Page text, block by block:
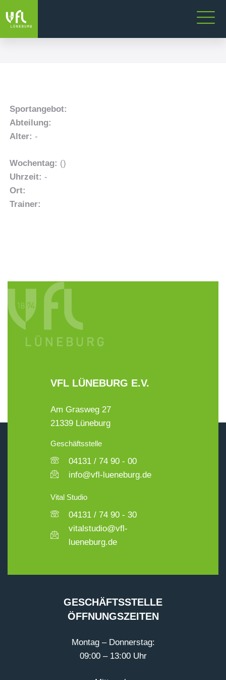
Sportangebot:
Abteilung:
Alter: -
Wochentag: ()
Uhrzeit: -
Ort:
Trainer:
VFL LÜNEBURG E.V.
Am Grasweg 27
21339 Lüneburg
Geschäftsstelle
04131 / 74 90 - 00
info@vfl-lueneburg.de
Vital Studio
04131 / 74 90 - 30
vitalstudio@vfl-
lueneburg.de
GESCHÄFTSSTELLE
ÖFFNUNGSZEITEN
Montag – Donnerstag:
09:00 – 13:00 Uhr